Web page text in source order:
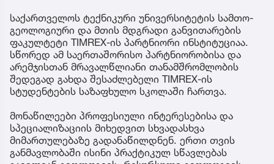
საქართველოს ტექნიკური უნივერსიტეტის სამთო-
გეოლოგიური და მთის მდგრადი განვითარების
ფაკულტეტი TIMREX-ის პარტნიორი ინსტიტუციაა.
სწორედ ამ საერთაშორისო პარტნიორობისა და
არემჯისთან მრავალწლიანი თანამშრომლობის
შედეგად გახდა შესაძლებელი TIMREX-ის
სტუდენტების საზაფხულო სკოლაში ჩართვა.
მონაწილეები პროფესიული ინტერესებისა და
სპეციალიზაციის მიხედვით სხვადასხვა
მიმართულებაზე გადანაწილდნენ. ერთი თვის
განმავლობაში ისინი პრაქტიკულ სწავლებას